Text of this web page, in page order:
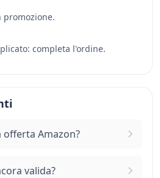
completa l'ordine.
offerta Amazon?
valida?